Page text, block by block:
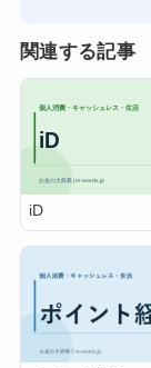
関連する記事
iD